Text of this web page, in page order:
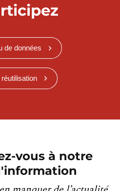
de données
vous à notre